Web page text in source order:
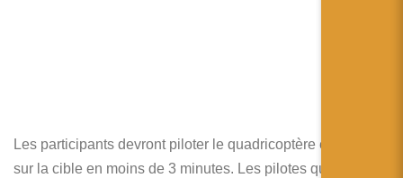
Les participants devront piloter le quadricoptère et le poser
sur la cible en moins de 3 minutes. Les pilotes qui